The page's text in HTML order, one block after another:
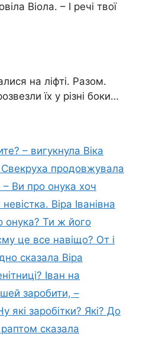
Віола. – І речі твої
на ліфті. Разом.
їх у різні боки…
– вигукнула Віка
продовжувала
– Ви про онука хоч
Віра Іванівна
онука? Ти ж його
це все навіщо? От і
сказала Віра
Іван на
заробити, –
які заробітки? Які? До
сказала